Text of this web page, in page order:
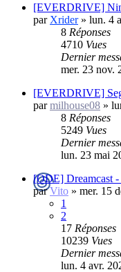
[EVERDRIVE]
par Xrider» lun. 4
8 Réponses
4710 Vues
Dernier
mer. 23 nov.
[EVERDRIVE]
parmilhouse08 »
8 Réponses
5249 Vues
Dernier
lun. 23 mai
[ODE] Dreamcast
parVito » mer. 15
1
2
17 Réponses
10239 Vues
Dernier
lun. 4 avr.